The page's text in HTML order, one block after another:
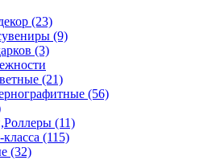
(23)
(9)
(3)
(21)
(56)
(11)
(115)
(32)